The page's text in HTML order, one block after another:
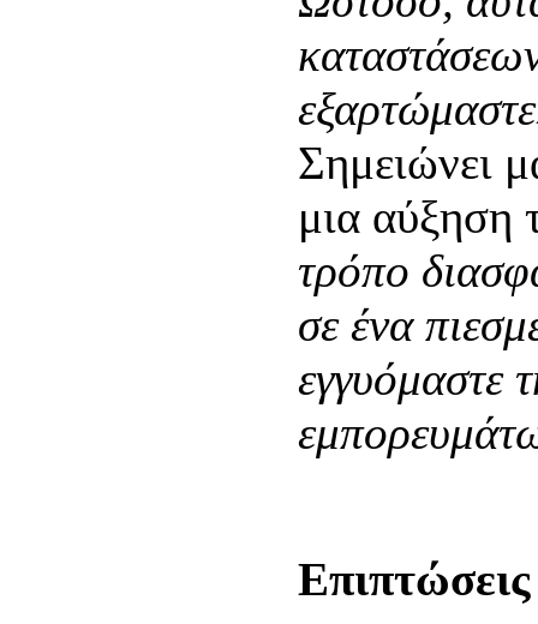
Σημειώνει
μια αύξηση
τρόπο
σε ένα
εγγυόμαστε